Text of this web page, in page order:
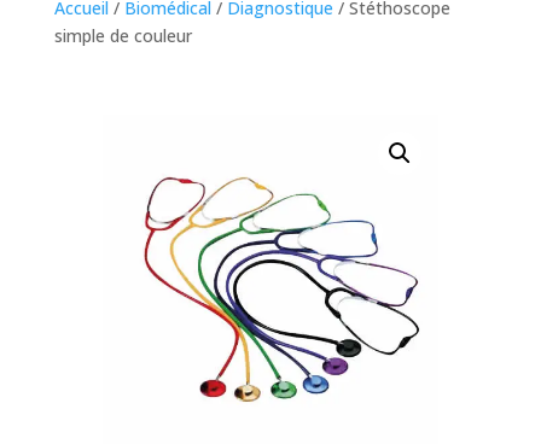
Accueil / Biomédical / Diagnostique / Stéthoscope
simple de couleur